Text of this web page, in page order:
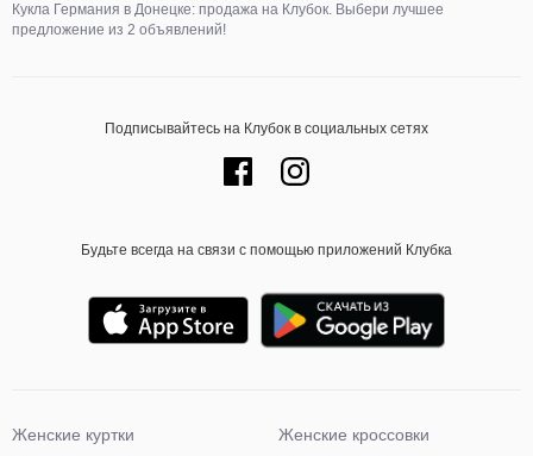
Кукла Германия в Донецке: продажа на Клубок. Выбери лучшее
предложение из 2 объявлений!
Подписывайтесь на Клубок в социальных сетях
Будьте всегда на связи с помощью приложений Клубка
Женские куртки
Женские кроссовки